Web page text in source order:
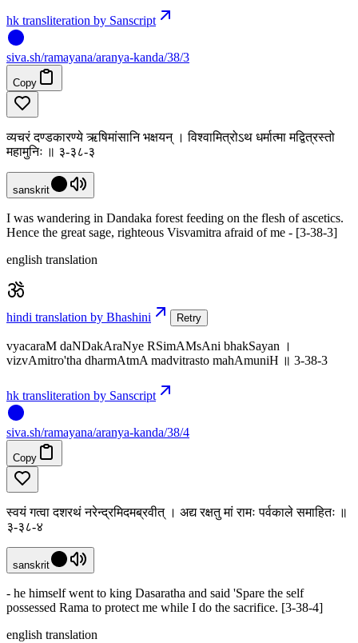
hk transliteration by Sanscript
siva.sh/ramayana/aranya-kanda/38/3
Copy
व्यचरं दण्डकारण्ये ऋषिमांसानि भक्षयन् । विश्वामित्रोऽथ धर्मात्मा मद्वित्रस्तो
महामुनिः ॥ ३-३८-३
sanskrit
I was wandering in Dandaka forest feeding on the flesh of ascetics.
Hence the great sage, righteous Visvamitra afraid of me - [3-38-3]
english translation
hindi translation by Bhashini Retry
vyacaraM daNDakAraNye RSimAMsAni bhakSayan ।
vizvAmitro'tha dharmAtmA madvitrasto mahAmuniH ॥ 3-38-3
hk transliteration by Sanscript
siva.sh/ramayana/aranya-kanda/38/4
Copy
स्वयं गत्वा दशरथं नरेन्द्रमिदमब्रवीत् । अद्य रक्षतु मां रामः पर्वकाले समाहितः ॥
३-३८-४
sanskrit
- he himself went to king Dasaratha and said 'Spare the self
possessed Rama to protect me while I do the sacrifice. [3-38-4]
english translation